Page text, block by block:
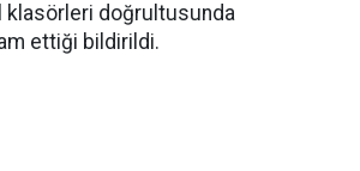
klasörleri doğrultusunda
ettiği bildirildi.